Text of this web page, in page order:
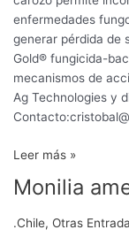
enfermedades
generar pérdida de
Gold® fungicida-
mecanismos de
Ag Technologies y
Leer más »
Monilia
.Chile, Otras
Monilia
cerezas